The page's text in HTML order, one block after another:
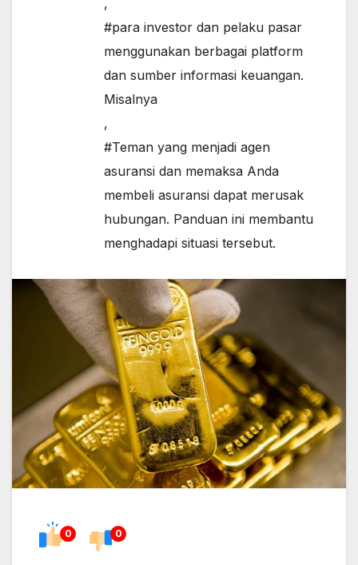
,
#para investor dan pelaku pasar
menggunakan berbagai platform
dan sumber informasi keuangan.
Misalnya
,
#Teman yang menjadi agen
asuransi dan memaksa Anda
membeli asuransi dapat merusak
hubungan. Panduan ini membantu
menghadapi situasi tersebut.
0 0